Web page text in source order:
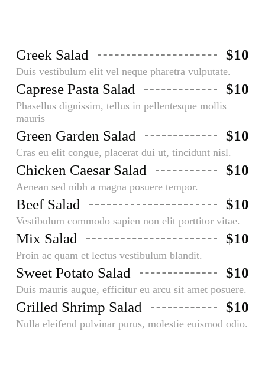
Greek Salad $10
Duis vestibulum elit vel neque pharetra vulputate.
Caprese Pasta Salad $10
Phasellus dignissim, tellus in pellentesque mollis
mauris
Green Garden Salad $10
Cras eu elit congue, placerat dui ut, tincidunt nisl.
Chicken Caesar Salad $10
Aenean sed nibh a magna posuere tempor.
Beef Salad $10
Vestibulum commodo sapien non elit porttitor vitae.
Mix Salad $10
Proin ac quam et lectus vestibulum blandit.
Sweet Potato Salad $10
Duis mauris augue, efficitur eu arcu sit amet posuere.
Grilled Shrimp Salad $10
Nulla eleifend pulvinar purus, molestie euismod odio.